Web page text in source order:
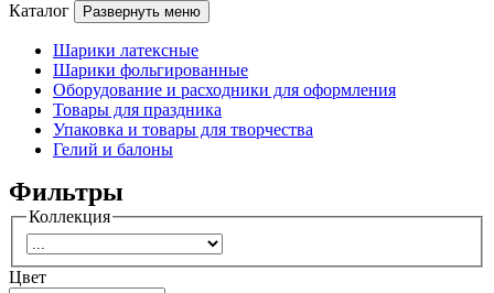
Каталог Развернуть меню
Шарики латексные
Шарики фольгированные
Оборудование и расходники для оформления
Товары для праздника
Упаковка и товары для творчества
Гелий и балоны
Фильтры
Коллекция
Цвет